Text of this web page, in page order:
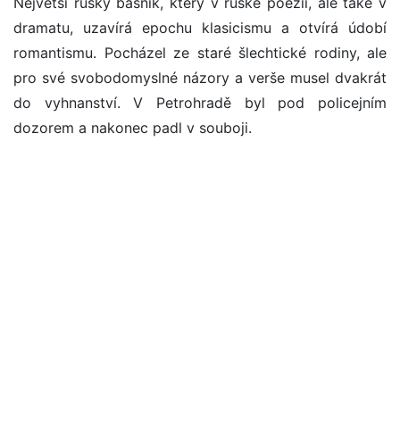
dramatu, uzavírá epochu klasicismu a otvírá údobí
romantismu. Pocházel ze staré šlechtické rodiny, ale
pro své svobodomyslné názory a verše musel dvakrát
do vyhnanství. V Petrohradě byl pod policejním
dozorem a nakonec padl v souboji.